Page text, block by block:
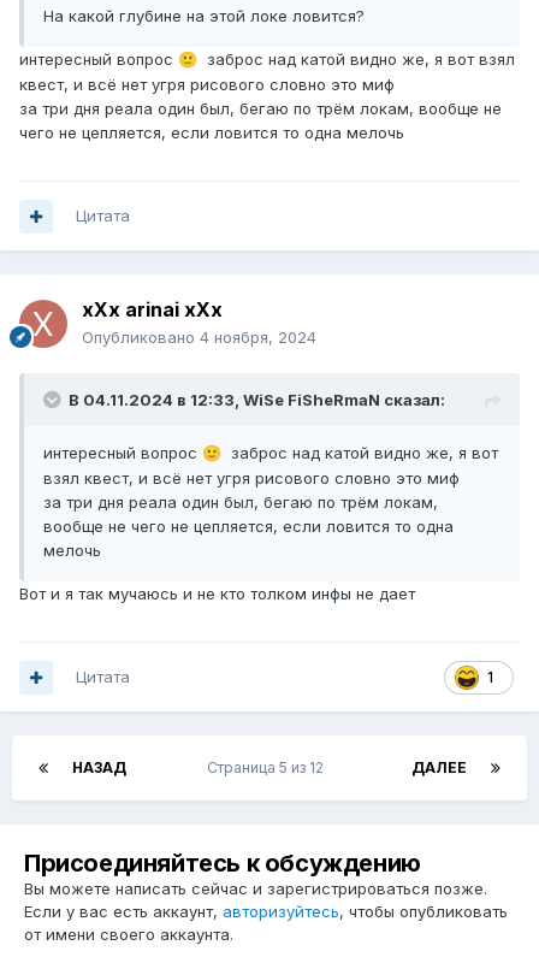
На какой глубине на этой локе ловится?
интересный вопрос 🙂 заброс над катой видно же, я вот взял
квест, и всё нет угря рисового словно это миф
за три дня реала один был, бегаю по трём локам, вообще не
чего не цепляется, если ловится то одна мелочь
Цитата
хХх arinai хХх
Опубликовано 4 ноября, 2024
В 04.11.2024 в 12:33, WiSe FiSheRmaN сказал:
интересный вопрос 🙂 заброс над катой видно же, я вот
взял квест, и всё нет угря рисового словно это миф
за три дня реала один был, бегаю по трём локам,
вообще не чего не цепляется, если ловится то одна
мелочь
Вот и я так мучаюсь и не кто толком инфы не дает
1
Цитата
НАЗАД ДАЛЕЕ
Страница 5 из 12
Присоединяйтесь к обсуждению
Вы можете написать сейчас и зарегистрироваться позже.
Если у вас есть аккаунт, авторизуйтесь, чтобы опубликовать
от имени своего аккаунта.